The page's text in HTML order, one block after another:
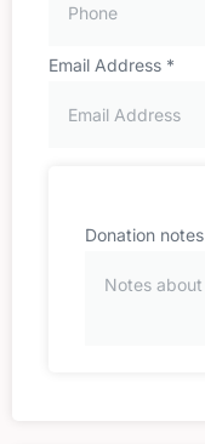
Email Address *
Donation notes